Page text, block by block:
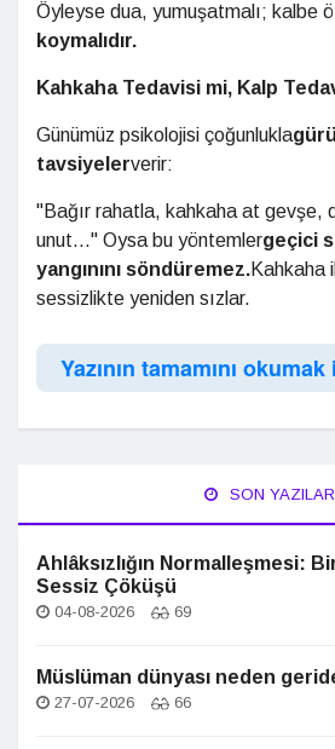
Öyleyse dua, yumuşatmalı; kalbe
koymalıdır.
Kahkaha Tedavisi mi, Kalp
Günümüz psikolojisi çoğunlukla
tavsiyelerverir:
"Bağır rahatla, kahkaha at gevşe,
unut..." Oysa bu yöntemlergeçici
yangınını söndüremez.Kahkaha
sessizlikte yeniden sızlar.
Yazının tamamını
SON
Ahlâksızlığın Normalleşmesi:
Sessiz Çöküşü
04-08-2026 69
Müslüman dünyası neden
27-07-2026 66